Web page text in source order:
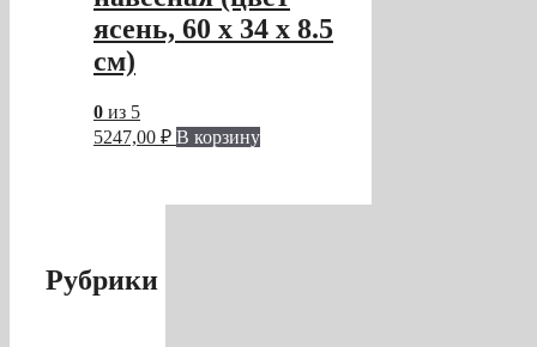
ясень, 60 х 34 х 8.5
см)
0 из 5
5247,00 ₽ В корзину
Рубрики